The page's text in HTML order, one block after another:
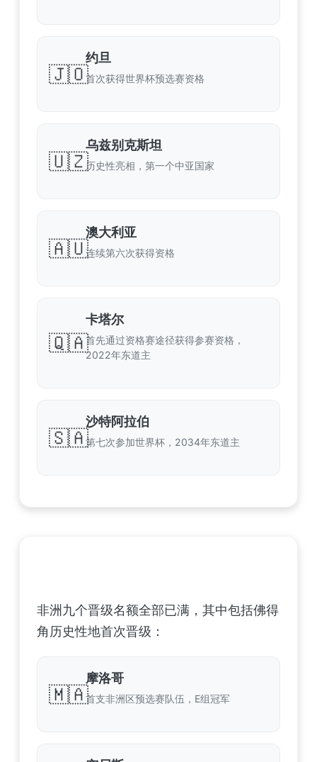
🇯🇴
约旦
首次获得世界杯预选赛资格
🇺🇿
乌兹别克斯坦
历史性亮相，第一个中亚国家
🇦🇺
澳大利亚
连续第六次获得资格
🇶🇦
卡塔尔
首先通过资格赛途径获得参赛资格，
2022年东道主
🇸🇦
沙特阿拉伯
第七次参加世界杯，2034年东道主
非洲九个晋级名额全部已满，其中包括佛得
角历史性地首次晋级：
🇲🇦
摩洛哥
首支非洲区预选赛队伍，E组冠军